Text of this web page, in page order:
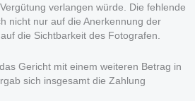
verlangen würde. Die fehlende
nicht nur auf die Anerkennung der
die Sichtbarkeit des Fotografen.
Gericht mit einem weiteren Betrag in
sich insgesamt die Zahlung